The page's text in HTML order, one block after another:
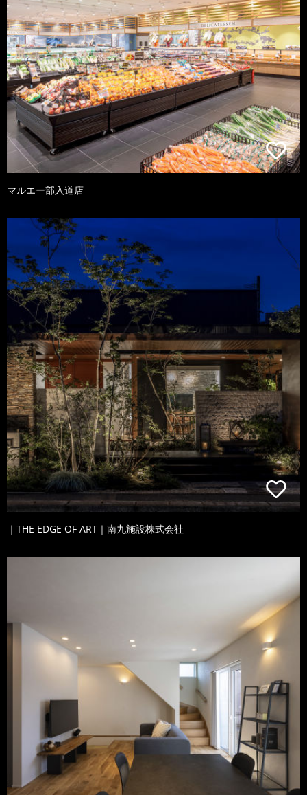
マルエー部入道店
｜THE EDGE OF ART｜南九施設株式会社